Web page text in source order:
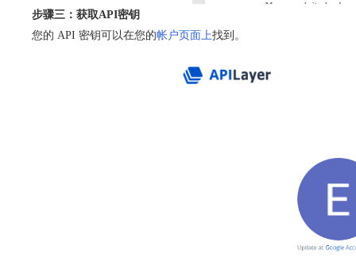
步骤三：获取API密钥
您的 API 密钥可以在您的帐户页面上找到。